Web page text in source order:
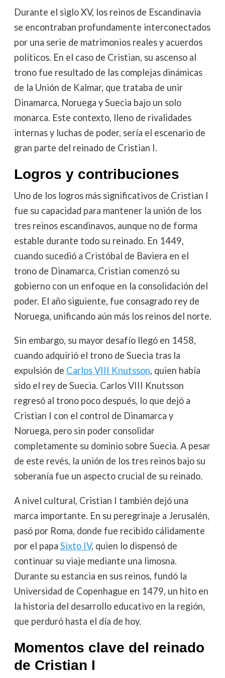
Durante el siglo XV, los reinos de Escandinavia
se encontraban profundamente interconectados
por una serie de matrimonios reales y acuerdos
políticos. En el caso de Cristian, su ascenso al
trono fue resultado de las complejas dinámicas
de la Unión de Kalmar, que trataba de unir
Dinamarca, Noruega y Suecia bajo un solo
monarca. Este contexto, lleno de rivalidades
internas y luchas de poder, sería el escenario de
gran parte del reinado de Cristian I.
Logros y contribuciones
Uno de los logros más significativos de Cristian I
fue su capacidad para mantener la unión de los
tres reinos escandinavos, aunque no de forma
estable durante todo su reinado. En 1449,
cuando sucedió a Cristóbal de Baviera en el
trono de Dinamarca, Cristian comenzó su
gobierno con un enfoque en la consolidación del
poder. El año siguiente, fue consagrado rey de
Noruega, unificando aún más los reinos del norte.
Sin embargo, su mayor desafío llegó en 1458,
cuando adquirió el trono de Suecia tras la
expulsión de Carlos VIII Knutsson, quien había
sido el rey de Suecia. Carlos VIII Knutsson
regresó al trono poco después, lo que dejó a
Cristian I con el control de Dinamarca y
Noruega, pero sin poder consolidar
completamente su dominio sobre Suecia. A pesar
de este revés, la unión de los tres reinos bajo su
soberanía fue un aspecto crucial de su reinado.
A nivel cultural, Cristian I también dejó una
marca importante. En su peregrinaje a Jerusalén,
pasó por Roma, donde fue recibido cálidamente
por el papa Sixto IV, quien lo dispensó de
continuar su viaje mediante una limosna.
Durante su estancia en sus reinos, fundó la
Universidad de Copenhague en 1479, un hito en
la historia del desarrollo educativo en la región,
que perduró hasta el día de hoy.
Momentos clave del reinado
de Cristian I